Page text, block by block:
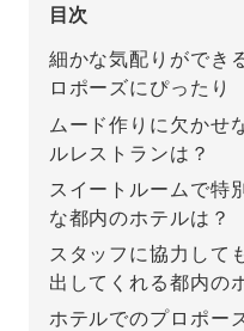
目次
細かな気配りができ
ロポーズにぴったり
ムード作りに欠かせ
ルレストランは？
スイートルームで特
な都内のホテルは？
スタッフに協力して
出してくれる都内の
ホテルでのプロポー
スペシャルプロポー
プロポーズアイテム
おすすめの婚約指輪
パーフェクトプロポ
プロポーズ知恵袋
プロポーズ意識調
婚約指輪選び方ガ
ダイヤモンドの品質
アイプリモについて
婚